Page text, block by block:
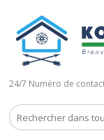
24/7 Numéro de